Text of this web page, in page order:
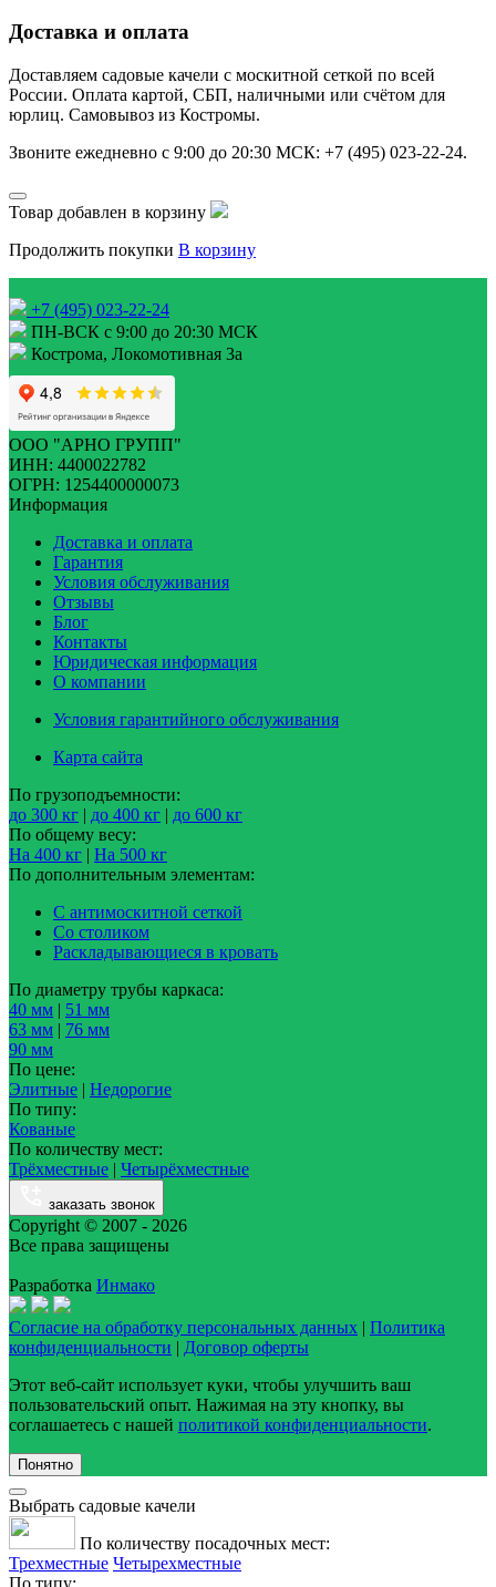
Доставка и оплата
Доставляем садовые качели с москитной сеткой по всей
России. Оплата картой, СБП, наличными или счётом для
юрлиц. Самовывоз из Костромы.
Звоните ежедневно с 9:00 до 20:30 МСК: +7 (495) 023-22-24.
Товар добавлен в корзину
Продолжить покупки В корзину
+7 (495) 023-22-24
ПН-ВСК с 9:00 до 20:30 МСК
Кострома, Локомотивная 3а
ООО "АРНО ГРУПП"
ИНН: 4400022782
ОГРН: 1254400000073
Информация
Доставка и оплата
Гарантия
Условия обслуживания
Отзывы
Блог
Контакты
Юридическая информация
О компании
Условия гарантийного обслуживания
Карта сайта
По грузоподъемности:
до 300 кг | до 400 кг | до 600 кг
По общему весу:
На 400 кг | На 500 кг
По дополнительным элементам:
С антимоскитной сеткой
Со столиком
Раскладывающиеся в кровать
По диаметру трубы каркаса:
40 мм | 51 мм
63 мм | 76 мм
90 мм
По цене:
Элитные | Недорогие
По типу:
Кованые
По количеству мест:
Трёхместные | Четырёхместные
заказать звонок
Copyright © 2007 - 2026
Все права защищены
Разработка Инмако
Согласие на обработку персональных данных | Политика
конфиденциальности | Договор оферты
Этот веб-сайт использует куки, чтобы улучшить ваш
пользовательский опыт. Нажимая на эту кнопку, вы
соглашаетесь с нашей политикой конфиденциальности.
Понятно
Выбрать садовые качели
По количеству посадочных мест:
Трехместные Четырехместные